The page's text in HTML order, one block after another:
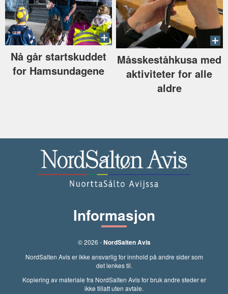
Nå går startskuddet
for Hamsundagene
Måsskeståhkusa med
aktiviteter for alle
aldre
Informasjon
© 2026 -NordSalten Avis
NordSalten Avis er ikke ansvarlig for innhold på andre sider som
det lenkes til.
Kopiering av materiale fra NordSalten Avis for bruk andre steder er
ikke tillatt uten avtale.